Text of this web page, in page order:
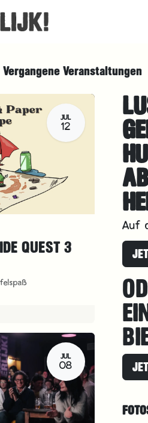
Vergangene Veranstaltungen
JUL
12
QUEST 3
JUL
08
Auf